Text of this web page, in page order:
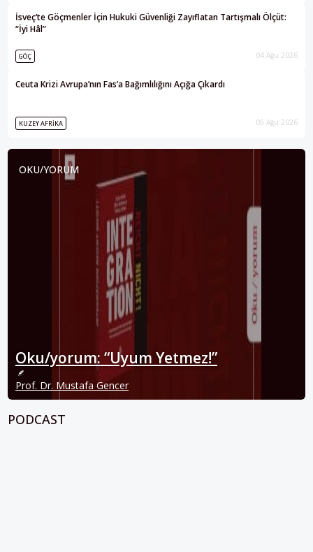
İsveç’te Göçmenler İçin Hukuki Güvenliği Zayıflatan Tartışmalı Ölçüt:
“İyi Hâl”
GÖÇ 04 Ağu 2026
Ceuta Krizi Avrupa’nın Fas’a Bağımlılığını Açığa Çıkardı
KUZEY AFRIKA 05 Ağu 2026
OKU/YORUM
Oku/yorum: “Uyum Yetmez!”
Prof. Dr. Mustafa Gencer
PODCAST